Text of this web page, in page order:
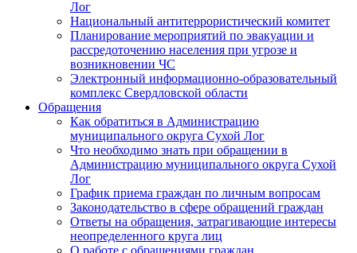
Лог
Национальный антитеррористический комитет
Планирование мероприятий по эвакуации и
рассредоточению населения при угрозе и
возникновении ЧС
Электронный информационно-образовательный
комплекс Свердловской области
Обращения
Как обратиться в Администрацию
муниципального округа Сухой Лог
Что необходимо знать при обращении в
Администрацию муниципального округа Сухой
Лог
График приема граждан по личным вопросам
Законодательство в сфере обращений граждан
Ответы на обращения, затрагивающие интересы
неопределенного круга лиц
О работе с обращениями граждан